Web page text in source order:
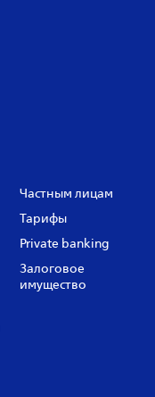
Частным лицам
Тарифы
Private banking
Залоговое
имущество